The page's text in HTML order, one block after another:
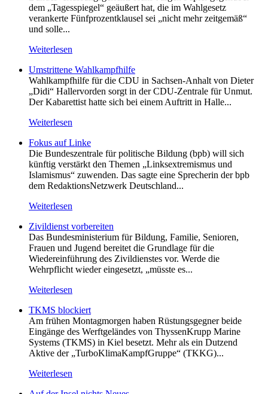
dem „Tagesspiegel“ geäußert hat, die im Wahlgesetz
verankerte Fünfprozentklausel sei „nicht mehr zeitgemäß“
und solle...
Weiterlesen
Umstrittene Wahlkampfhilfe
Wahlkampfhilfe für die CDU in Sachsen-Anhalt von Dieter
„Didi“ Hallervorden sorgt in der CDU-Zentrale für Unmut.
Der Kabarettist hatte sich bei einem Auftritt in Halle...
Weiterlesen
Fokus auf Linke
Die Bundeszentrale für politische Bildung (bpb) will sich
künftig verstärkt den Themen „Linksextremismus und
Islamismus“ zuwenden. Das sagte eine Sprecherin der bpb
dem RedaktionsNetzwerk Deutschland...
Weiterlesen
Zivildienst vorbereiten
Das Bundesministerium für Bildung, Familie, Senioren,
Frauen und Jugend bereitet die Grundlage für die
Wiedereinführung des Zivildienstes vor. Werde die
Wehrpflicht wieder eingesetzt, „müsste es...
Weiterlesen
TKMS blockiert
Am frühen Montagmorgen haben Rüstungsgegner beide
Eingänge des Werftgeländes von ThyssenKrupp Marine
Systems (TKMS) in Kiel besetzt. Mehr als ein Dutzend
Aktive der „TurboKlimaKampfGruppe“ (TKKG)...
Weiterlesen